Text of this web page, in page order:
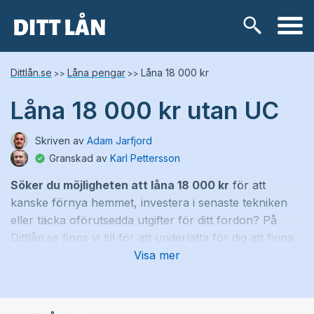
Lånetyper
Snabblån
Kontokredit
Privatlån
Låneförmedlare
Dittlån.se >> Låna pengar >> Låna 18 000 kr
Låna 18 000 kr utan UC
Skriven av Adam Jarfjord
Granskad av Karl Pettersson
Söker du möjligheten att låna 18 000 kr för att
kanske förnya hemmet, investera i senaste tekniken
eller täcka oförutsedda utgifter för ditt fordon? På
Dittlån.se finns vi till för att underlätta för dig att finna
ett passande lån med fördelaktiga villkor.
100 långivare för att erbjuda dig de bästa möjligheterna
Visa mer